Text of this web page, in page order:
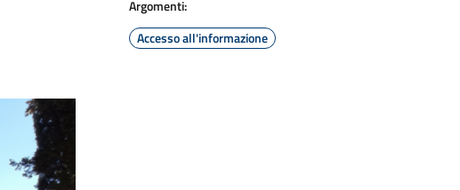
Argomenti:
Accesso all'informazione